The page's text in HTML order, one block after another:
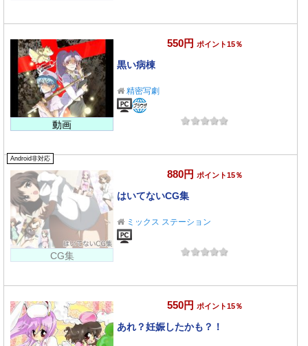
動画
550円 ポイント15％
黒い病棟
精密写劇
Android非対応
CG集
880円 ポイント15％
はいてないCG集
ミックス ステーション
550円 ポイント15％
あれ？妊娠したかも？！